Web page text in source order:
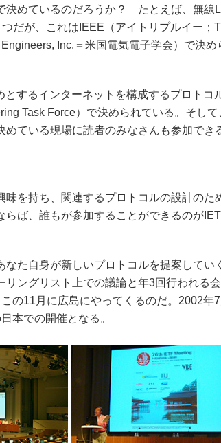
決めているのだろうか？ たとえば、無線
だが、これはIEEE（アイトリプルイー；
Inc.＝米国電気電子学会）で決め
するインターネットを構成するプロトコ
Task Force）で決められている。そして
めている現場に読者のみなさんも参加でき
を持ち、関連するプロトコルの設計のた
らば、誰もが参加することができるのが
た自身が新しいプロトコルを提案してい
リングリスト上での議論と年3回行われる
の11月に広島にやってくるのだ。2002年
本での開催となる。